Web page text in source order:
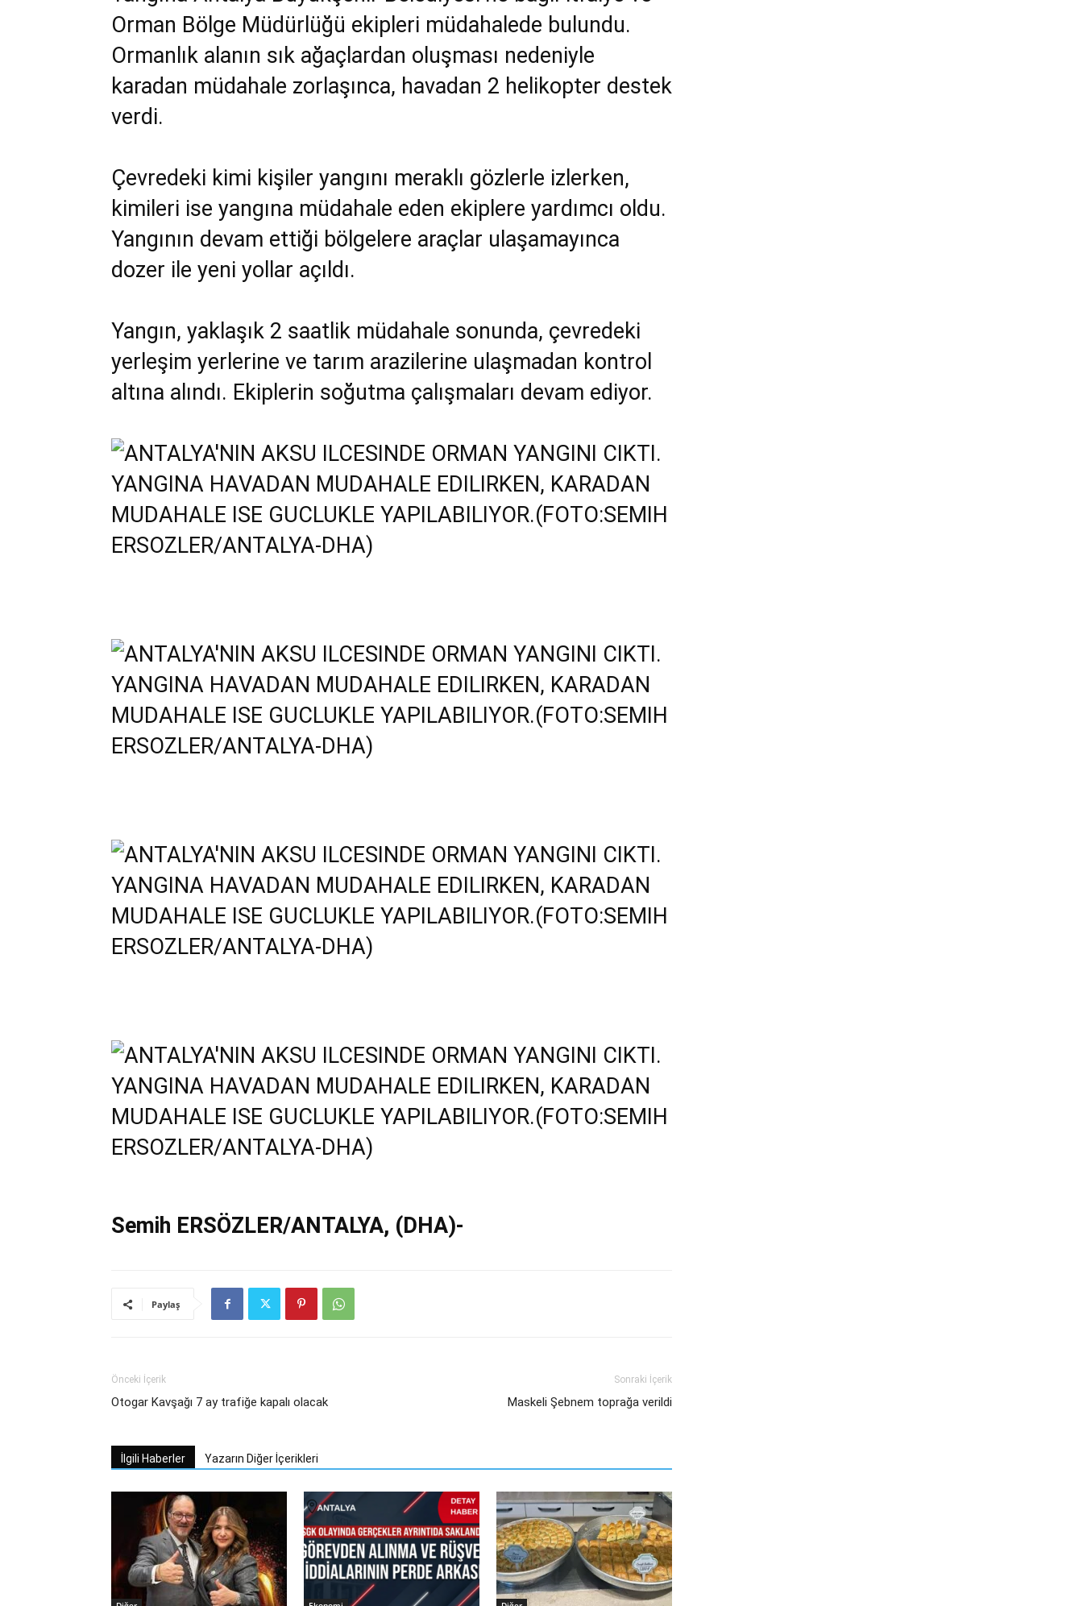
Orman Bölge Müdürlüğü ekipleri müdahalede bulundu.
Ormanlık alanın sık ağaçlardan oluşması nedeniyle
karadan müdahale zorlaşınca, havadan 2 helikopter destek
verdi.
Çevredeki kimi kişiler yangını meraklı gözlerle izlerken,
kimileri ise yangına müdahale eden ekiplere yardımcı oldu.
Yangının devam ettiği bölgelere araçlar ulaşamayınca
dozer ile yeni yollar açıldı.
Yangın, yaklaşık 2 saatlik müdahale sonunda, çevredeki
yerleşim yerlerine ve tarım arazilerine ulaşmadan kontrol
altına alındı. Ekiplerin soğutma çalışmaları devam ediyor.
Semih ERSÖZLER/ANTALYA, (DHA)-
Paylaş
Önceki İçerik
Otogar Kavşağı 7 ay trafiğe kapalı olacak
Sonraki İçerik
Maskeli Şebnem toprağa verildi
İlgili Haberler Yazarın Diğer İçerikleri